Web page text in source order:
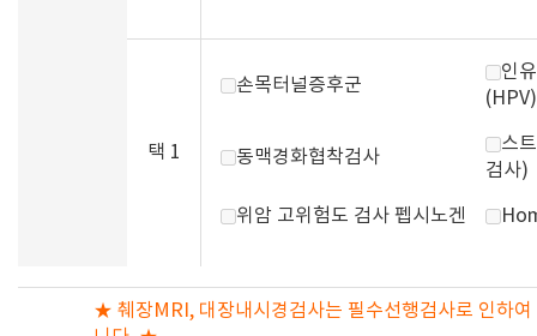
택 1
손목터널증후군
인
(HPV)
동맥경화협착검사
스
검사)
위암 고위험도 검사 펩시노겐
★ 췌장MRI, 대장내시경검사는 필수선행검사로 인하